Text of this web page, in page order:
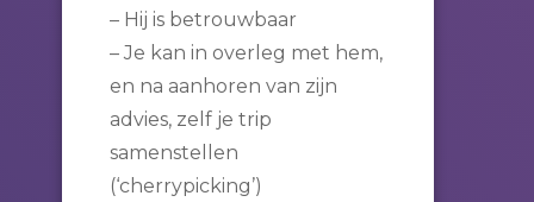
– Hij is betrouwbaar
– Je kan in overleg met hem,
en na aanhoren van zijn
advies, zelf je trip
samenstellen
(‘cherrypicking’)